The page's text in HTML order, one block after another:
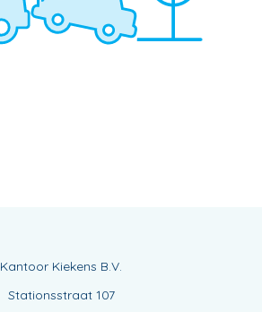
Kantoor Kiekens B.V.
Stationsstraat 107